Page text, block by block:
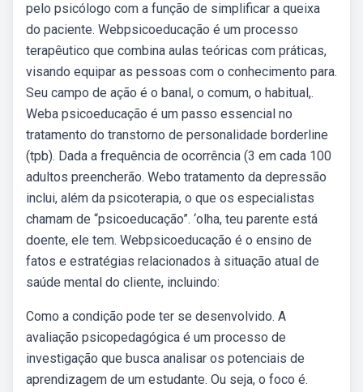
pelo psicólogo com a função de simplificar a queixa
do paciente. Webpsicoeducação é um processo
terapêutico que combina aulas teóricas com práticas,
visando equipar as pessoas com o conhecimento para.
Seu campo de ação é o banal, o comum, o habitual,.
Weba psicoeducação é um passo essencial no
tratamento do transtorno de personalidade borderline
(tpb). Dada a frequência de ocorrência (3 em cada 100
adultos preencherão. Webo tratamento da depressão
inclui, além da psicoterapia, o que os especialistas
chamam de “psicoeducação”. ‘olha, teu parente está
doente, ele tem. Webpsicoeducação é o ensino de
fatos e estratégias relacionados à situação atual de
saúde mental do cliente, incluindo:
Como a condição pode ter se desenvolvido. A
avaliação psicopedagógica é um processo de
investigação que busca analisar os potenciais de
aprendizagem de um estudante. Ou seja, o foco é.